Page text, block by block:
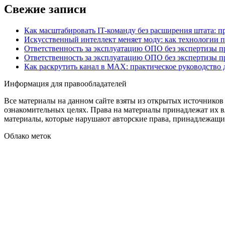
Свежие записи
Как масштабировать IT-команду без расширения штата:
Искусственный интеллект меняет моду: как технологии
Ответственность за эксплуатацию ОПО без экспертизы
Ответственность за эксплуатацию ОПО без экспертизы
Как раскрутить канал в MAX: практическое
Информация для правообладателей
Все материалы на данном сайте взяты из открытых
ознакомительных целях. Права на материалы принадлежат их
материалы, которые нарушают авторские права,
Облако меток